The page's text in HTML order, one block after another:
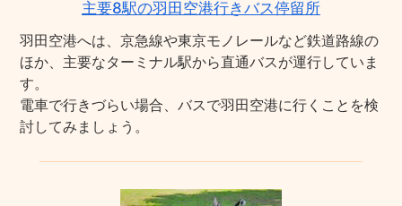
主要8駅の羽田空港行きバス停留所
羽田空港へは、京急線や東京モノレールなど鉄道路線の
ほか、主要なターミナル駅から直通バスが運行していま
す。
電車で行きづらい場合、バスで羽田空港に行くことを検
討してみましょう。